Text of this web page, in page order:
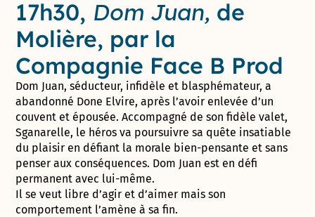
17h30, Dom Juan, de
Molière, par la
Compagnie Face B Prod
Dom Juan, séducteur, infidèle et blasphémateur, a
abandonné Done Elvire, après l’avoir enlevée d’un
couvent et épousée. Accompagné de son fidèle valet,
Sganarelle, le héros va poursuivre sa quête insatiable
du plaisir en défiant la morale bien-pensante et sans
penser aux conséquences. Dom Juan est en défi
permanent avec lui-même.
Il se veut libre d’agir et d’aimer mais son
comportement l’amène à sa fin.